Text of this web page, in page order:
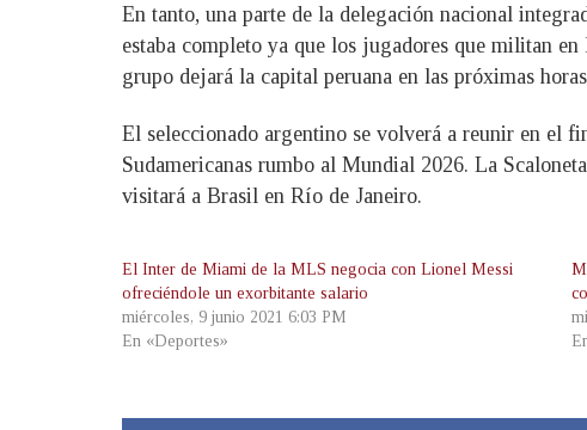
En tanto, una parte de la delegación nacional
estaba completo ya que los jugadores que militan
grupo dejará la capital peruana en las próximas
El seleccionado argentino se volverá a reunir en el
Sudamericanas rumbo al Mundial 2026. La
visitará a Brasil en Río de Janeiro.
El Inter de Miami de la MLS negocia con Lionel Messi
ofreciéndole un exorbitante salario
miércoles, 9 junio 2021 6:03 PM
En «Deportes»